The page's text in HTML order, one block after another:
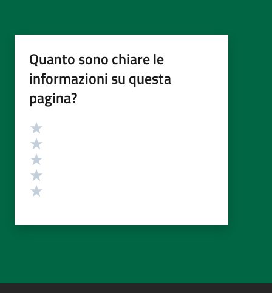
Quanto sono chiare le
informazioni su questa
pagina?
Valutazione